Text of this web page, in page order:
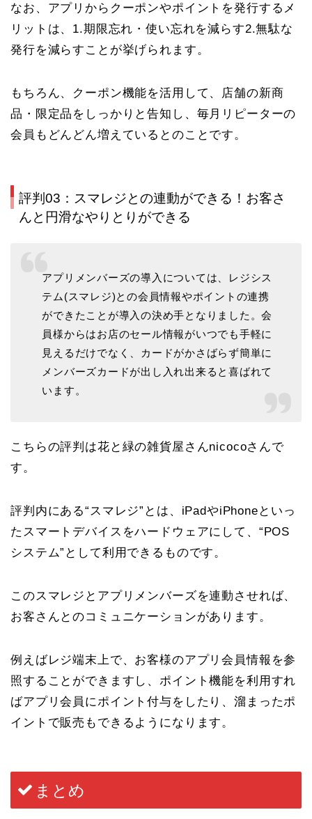
なお、アプリからクーポンやポイントを発行するメ
リットは、1.期限忘れ・使い忘れを減らす2.無駄な
発行を減らすことが挙げられます。
もちろん、クーポン機能を活用して、店舗の新商
品・限定品をしっかりと告知し、毎月リピーターの
会員もどんどん増えているとのことです。
評判03：スマレジとの連動ができる！お客さ
んと円滑なやりとりができる
アプリメンバーズの導入については、レジシス
テム(スマレジ)との会員情報やポイントの連携
ができたことが導入の決め手となりました。会
員様からはお店のセール情報がいつでも手軽に
見えるだけでなく、カードがかさばらず簡単に
メンバーズカードが出し入れ出来ると喜ばれて
います。
こちらの評判は花と緑の雑貨屋さんnicocoさんで
す。
評判内にある“スマレジ”とは、 iPadやiPhoneといっ
たスマートデバイスをハードウェアにして、“POS
システム”として利用できるものです。
このスマレジとアプリメンバーズを連動させれば、
お客さんとのコミュニケーションがあります。
例えばレジ端末上で、お客様のアプリ会員情報を参
照することができますし、ポイント機能を利用すれ
ばアプリ会員にポイント付与をしたり、溜まったポ
イントで販売もできるようになります。
まとめ